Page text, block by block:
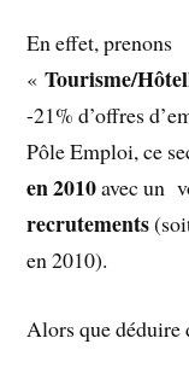
En effet, prenons
«Tourisme/
-21% d’offres
Pôle Emploi, ce
en 2010avec un
recrutements
en 2010).
Alors que déduire